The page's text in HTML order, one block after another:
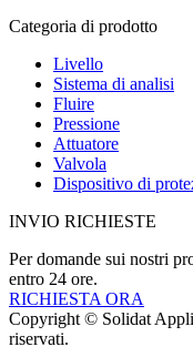
Categoria di prodotto
Livello
Sistema di analisi
Fluire
Pressione
Attuatore
Valvola
Dispositivo di
INVIO RICHIESTE
Per domande sui nostri
entro 24 ore.
RICHIESTA ORA
Copyright © Solidat
riservati.